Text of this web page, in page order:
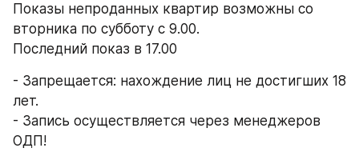
Показы непроданных квартир возможны со
вторника по субботу с 9.00.
Последний показ в 17.00
- Запрещается: нахождение лиц не достигших 18
лет.
- Запись осуществляется через менеджеров
ОДП!